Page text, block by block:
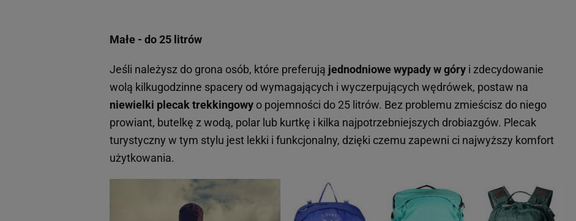
Małe - do 25 litrów
Jeśli należysz do grona osób, które preferują jednodniowe wypady w góry i zdecydowanie
wolą kilkugodzinne spacery od wymagających i wyczerpujących wędrówek, postaw na
niewielki plecak trekkingowy o pojemności do 25 litrów. Bez problemu zmieścisz do niego
prowiant, butelkę z wodą, polar lub kurtkę i kilka najpotrzebniejszych drobiazgów. Plecak
turystyczny w tym stylu jest lekki i funkcjonalny, dzięki czemu zapewni ci najwyższy komfort
użytkowania.